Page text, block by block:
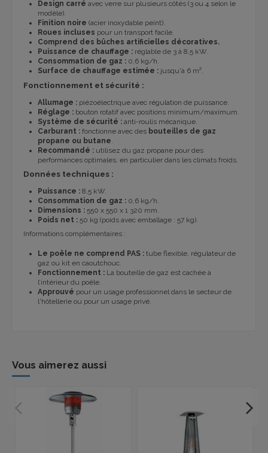
Design carré avec verre sur plusieurs côtés (3 ou 4 selon le
modèle).
Finition noire (acier inoxydable peint).
Roues incluses pour un transport facile.
Comprend des bûches artificielles décoratives.
Puissance de chauffage : réglable de 3 à 8,5 kW.
Consommation de gaz : 0,6 kg/h.
Surface de chauffage estimée : jusqu'à 6 m².
Fonctionnement et sécurité :
Allumage : piézoélectrique avec régulation de puissance.
Réglage : bouton rotatif avec positions minimum/maximum.
Système de sécurité : anti-roulis mécanique.
Carburant : fonctionne avec des bouteilles de gaz
propane ou butane.
Recommandé : utilisez du gaz propane pour des
performances optimales, en particulier dans les climats froids.
Données techniques :
Puissance : 8,5 kW.
Consommation de gaz : 0,6 kg/h.
Dimensions : 550 x 550 x 1 320 mm.
Poids net : 50 kg (poids avec emballage : 57 kg).
Informations complémentaires :
Le poêle ne comprend PAS : tube flexible, régulateur de
gaz ou kit en caoutchouc.
Fonctionnement : La bouteille de gaz est cachée à
l’intérieur du poêle.
Approuvé pour un usage professionnel dans le secteur de
l'hôtellerie ou pour un usage privé.
Vous aimerez aussi